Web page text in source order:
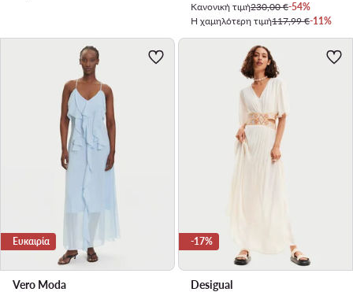
Κανονική τιμή230,00 €-54%
Η χαμηλότερη τιμή117,99 €-11%
Ευκαιρία
Vero Moda
-17%
Desigual